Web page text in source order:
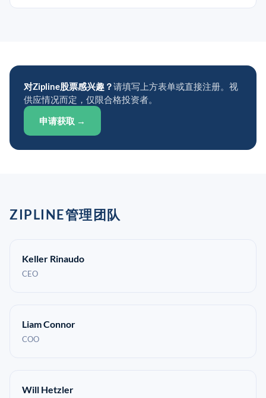
对Zipline股票感兴趣？请填写上方表单或直接注册。视
供应情况而定，仅限合格投资者。
申请获取 →
ZIPLINE管理团队
Keller Rinaudo
CEO
Liam Connor
COO
Will Hetzler